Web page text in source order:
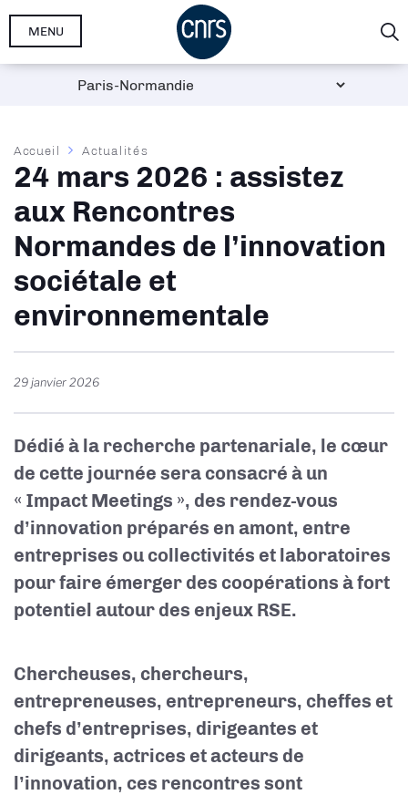
Aller
MENU
Fil
d'Ariane
Accueil Actualités
24 mars 2026 : assistez
aux Rencontres
Normandes de l’innovation
sociétale et
environnementale
29 janvier 2026
Dédié à la recherche partenariale, le cœur
de cette journée sera consacré à un
« Impact Meetings », des rendez-vous
d’innovation préparés en amont, entre
entreprises ou collectivités et laboratoires
pour faire émerger des coopérations à fort
potentiel autour des enjeux RSE.
Chercheuses, chercheurs,
entrepreneuses, entrepreneurs, cheffes et
chefs d’entreprises, dirigeantes et
dirigeants, actrices et acteurs de
l’innovation, ces rencontres sont